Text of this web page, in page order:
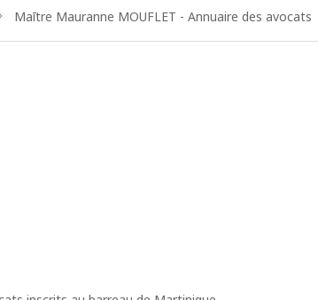
5 Maītre Mauranne MOUFLET - Annuaire des avocats